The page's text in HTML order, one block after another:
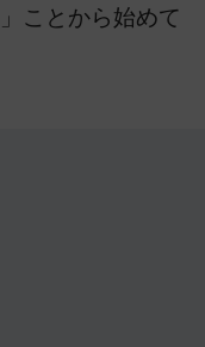
ことから始めて